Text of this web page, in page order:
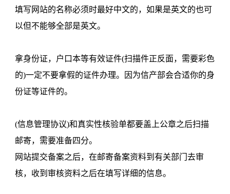
填写网站的名称必须时最好中文的，如果是英文的也可
以但不能够全部是英文。
拿身份证，户口本等有效证件(扫描件正反面，需要彩色
的)一定不要拿假的证件办理。因为信产部会合适你的身
份证等证件的。
(信息管理协议)和真实性核验单都要盖上公章之后扫描
邮寄，需要准备四分。
网站提交备案之后，在邮寄备案资料到有关部门去审
核，收到审核资料之后在填写详细的信息。